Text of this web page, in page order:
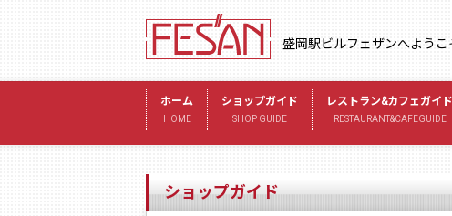
盛岡駅ビルフェザンへようこ
ホーム
HOME
ショップガイド
SHOP GUIDE
レストラン&カフェガイド
RESTAURANT&CAFEGUIDE
ショップガイド